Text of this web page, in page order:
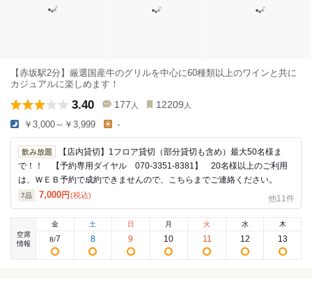
【赤坂駅2分】厳選国産牛のグリルを中心に60種類以上のワインと共に
カジュアルに楽しめます！
3.40 177 人 12209 人
￥3,000～￥3,999 -
飲み放題
【店内貸切】1フロア貸切（部分貸切も含め）最大50名様ま
で！！ 【予約専用ダイヤル 070-3351-8381】 20名様以上のご利用
は、ＷＥＢ予約で成約できませんので、こちらまでご連絡ください。
7品 7,000円 (税込) 他11件
空席
情報
金
8/7
土
8
日
9
月
10
火
11
水
12
木
13